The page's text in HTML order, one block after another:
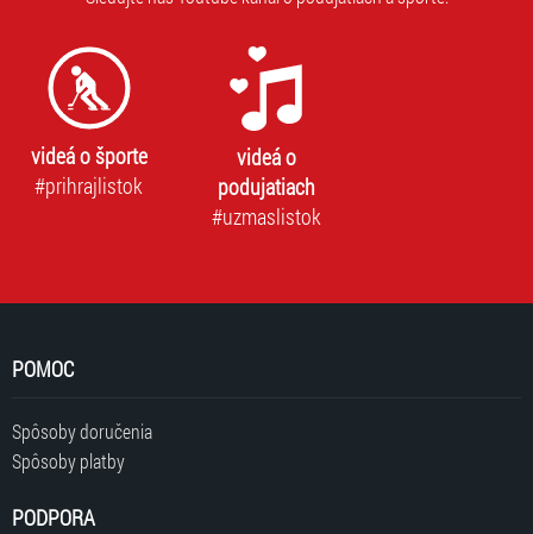
videá o športe
#prihrajlistok
videá o
podujatiach
#uzmaslistok
POMOC
Spôsoby doručenia
Spôsoby platby
PODPORA